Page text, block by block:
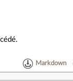
Markdown